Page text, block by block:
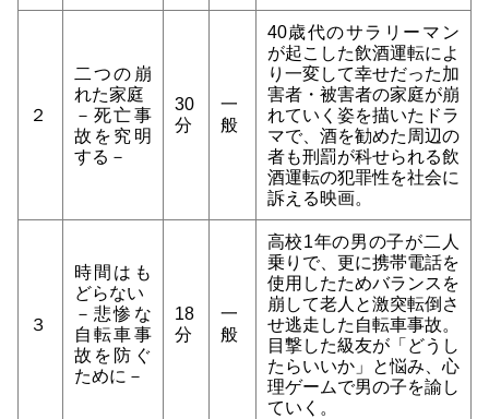
２
二つの崩
れた家庭
－死亡事
故を究明
する－
30
分
一
般
40歳代のサラリーマン
が起こした飲酒運転によ
り一変して幸せだった加
害者・被害者の家庭が崩
れていく姿を描いたドラ
マで、酒を勧めた周辺の
者も刑罰が科せられる飲
酒運転の犯罪性を社会に
訴える映画。
３
時間はも
どらない
－悲惨な
自転車事
故を防ぐ
ために－
18
分
一
般
高校1年の男の子が二人
乗りで、更に携帯電話を
使用したためバランスを
崩して老人と激突転倒さ
せ逃走した自転車事故。
目撃した級友が「どうし
たらいいか」と悩み、心
理ゲームで男の子を諭し
ていく。